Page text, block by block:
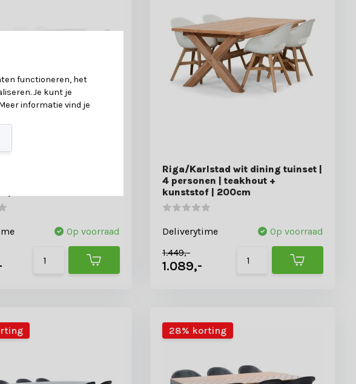
Op voorraad
Riga/Karlstad wit dining tuinset |
4 personen | teakhout +
kunststof | 200cm
Deliverytime
Op voorraad
1.449,-
1.089,-
28% korting
functioneren, het
Je kunt je
informatie vind je